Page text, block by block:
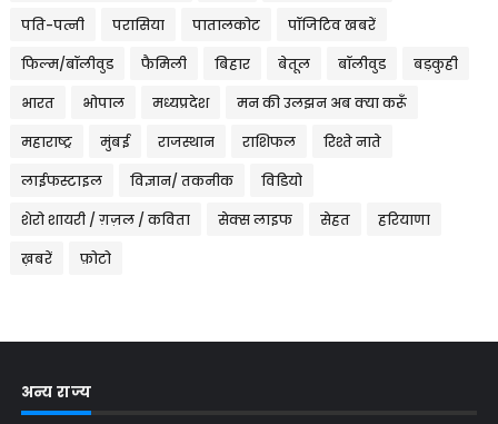
पति-पत्नी परासिया पातालकोट पॉजिटिव खबरें
फिल्म/बॉलीवुड फैमिली बिहार बेतूल बॉलीवुड बड़कुही
भारत भोपाल मध्यप्रदेश मन की उलझन अब क्या करूँ
महाराष्ट्र मुंबई राजस्थान राशिफल रिश्ते नाते
लाईफस्टाइल विज्ञान/ तकनीक विडियो
शेरो शायरी / ग़ज़ल / कविता सेक्स लाइफ सेहत हरियाणा
ख़बरें फ़ोटो
अन्य राज्य